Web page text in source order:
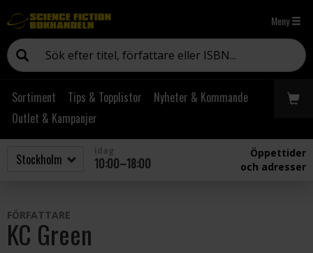
Meny
Sortiment Tips & Topplistor
Nyheter & Kommande
Outlet & Kampanjer
10:00–18:00
Öppettider
och adresser
FÖRFATTARE
KC Green